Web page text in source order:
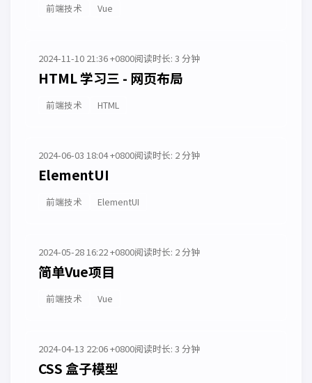
前端技术 Vue
2024-11-10 21:36 +0800阅读时长: 3 分钟
HTML 学习三 - 网页布局
前端技术 HTML
2024-06-03 18:04 +0800阅读时长: 2 分钟
ElementUI
前端技术 ElementUI
2024-05-28 16:22 +0800阅读时长: 2 分钟
简单Vue项目
前端技术 Vue
2024-04-13 22:06 +0800阅读时长: 3 分钟
CSS 盒子模型